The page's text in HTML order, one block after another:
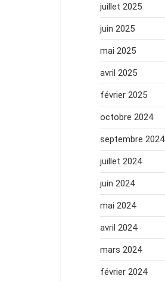
juillet 2025
juin 2025
mai 2025
avril 2025
février 2025
octobre 2024
septembre 2024
juillet 2024
juin 2024
mai 2024
avril 2024
mars 2024
février 2024